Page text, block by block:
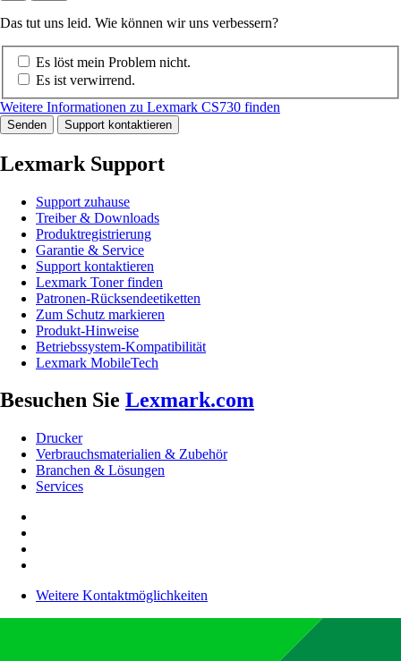
Das tut uns leid. Wie können wir uns verbessern?
Es löst mein Problem nicht.
Es ist verwirrend.
Weitere Informationen zu Lexmark CS730 finden
Senden Support kontaktieren
Lexmark Support
Support zuhause
Treiber & Downloads
Produktregistrierung
Garantie & Service
Support kontaktieren
Lexmark Toner finden
Patronen-Rücksendeetiketten
Zum Schutz markieren
Produkt-Hinweise
Betriebssystem-Kompatibilität
Lexmark MobileTech
Besuchen Sie Lexmark.com
Drucker
Verbrauchsmaterialien & Zubehör
Branchen & Lösungen
Services
Weitere Kontaktmöglichkeiten